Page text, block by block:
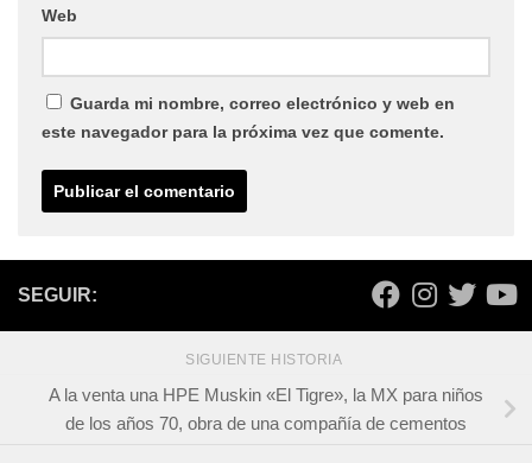
Web
Guarda mi nombre, correo electrónico y web en
este navegador para la próxima vez que comente.
SEGUIR:
SIGUIENTE HISTORIA
A la venta una HPE Muskin «El Tigre», la MX para niños
de los años 70, obra de una compañía de cementos